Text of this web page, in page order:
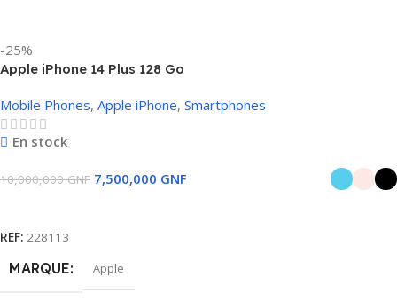
-25%
Apple iPhone 14 Plus 128 Go
Mobile Phones, Apple iPhone, Smartphones
En stock
10,000,000GNF 7,500,000 GNF
REF: 228113
MARQUE Apple